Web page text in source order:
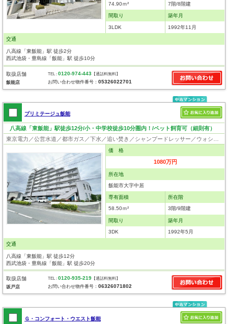
74.90ｍ² 7階/8階建
間取り
3LDK
築年月
1992年11月
交通
八高線「東飯能」駅 徒歩2分
西武池袋・豊島線「飯能」駅 徒歩10分
取扱店舗
飯能店
TEL :0120-974-443 【通話料無料】
お問い合わせ物件番号：05326022701
プリミテージュ飯能
八高線「東飯能」駅徒歩12分/小・中学校徒歩10分圏内！/ペット飼育可（細則有）
価 格
1080万円
所在地
飯能市大字中居
専有面積
58.50ｍ²
所在階
3階/9階建
間取り
3DK
築年月
1992年5月
交通
八高線「東飯能」駅 徒歩12分
西武池袋・豊島線「飯能」駅 徒歩20分
取扱店舗
坂戸店
TEL :0120-935-219 【通話料無料】
お問い合わせ物件番号：06326071802
Ｇ・コンフォート・ウエスト飯能